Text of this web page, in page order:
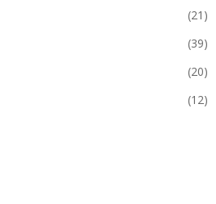
(21)
(39)
(20)
(12)